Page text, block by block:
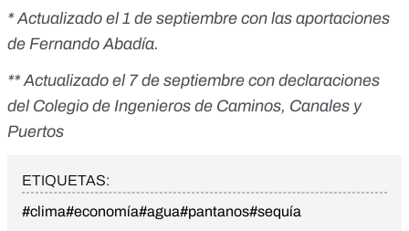
* Actualizado el 1 de septiembre con las aportaciones
de Fernando Abadía.
** Actualizado el 7 de septiembre con declaraciones
del Colegio de Ingenieros de Caminos, Canales y
Puertos
ETIQUETAS:
#clima#economía#agua#pantanos#sequía